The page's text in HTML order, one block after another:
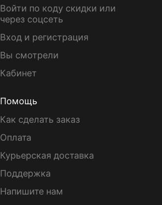
Войти по коду скидки или
через соцсеть
Вход и регистрация
Вы смотрели
Кабинет
Помощь
Как сделать заказ
Оплата
Курьерская доставка
Поддержка
Напишите нам